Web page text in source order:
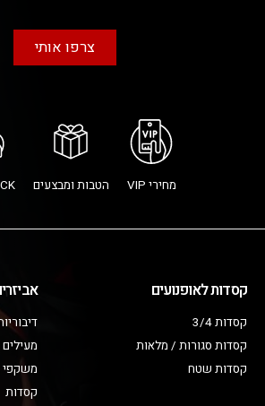
צרפו אותי
מחירי VIP הטבות ומבצעים
קסדות לאופנועים
קסדות 3/4
קסדות סגורות / מלאות
קסדות שטח
מעילים
קסדות